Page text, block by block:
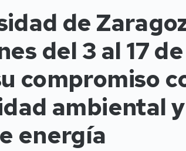
de
del 3 al 17
compromiso
ambiental
energía